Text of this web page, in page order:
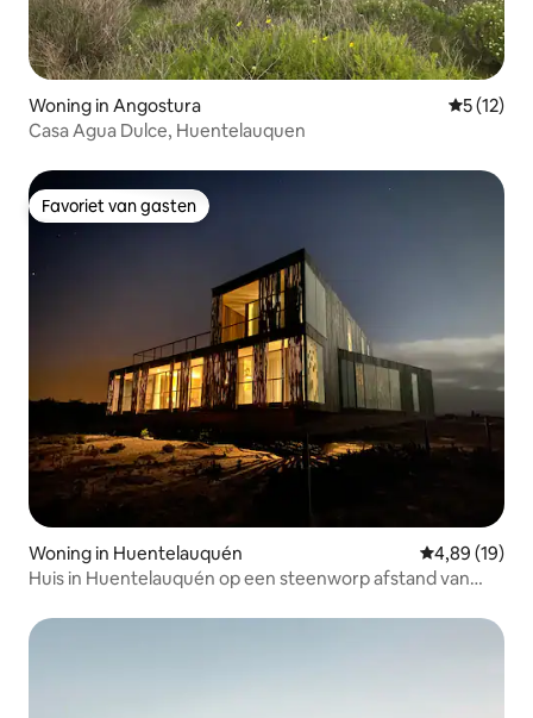
Woning in Angostura
5 (12)
Casa Agua Dulce, Huentelauquen
Favoriet van gasten
Favoriet van gasten
Woning in Huentelauquén Gemiddelde
4,89 (19)
Huis in Huentelauquén op een steenworp afstand van